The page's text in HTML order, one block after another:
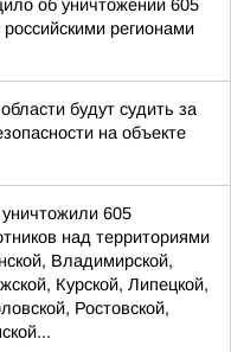
об уничтожении 605
регионами
будут судить за
на объекте
605
над территориями
Владимирской,
Курской, Липецкой,
Ростовской,